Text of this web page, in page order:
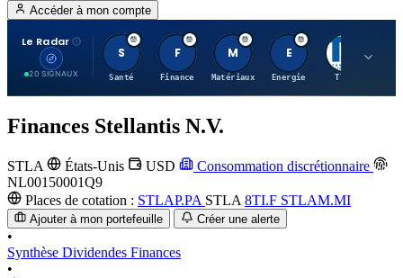
Accéder à mon compte
Le Radar
20 SIGNAUX
S
Santé
F
Finance
M
Matériaux
E
Energie TTWO
Finances Stellantis N.V.
STLA États-Unis USD
Consommation discrétionnaire
NL00150001Q9
Places de cotation : STLAP.PA STLA 8TI.F STLAM.MI
Ajouter à mon portefeuille Créer une alerte
•
Synthèse Dividendes Finances
•